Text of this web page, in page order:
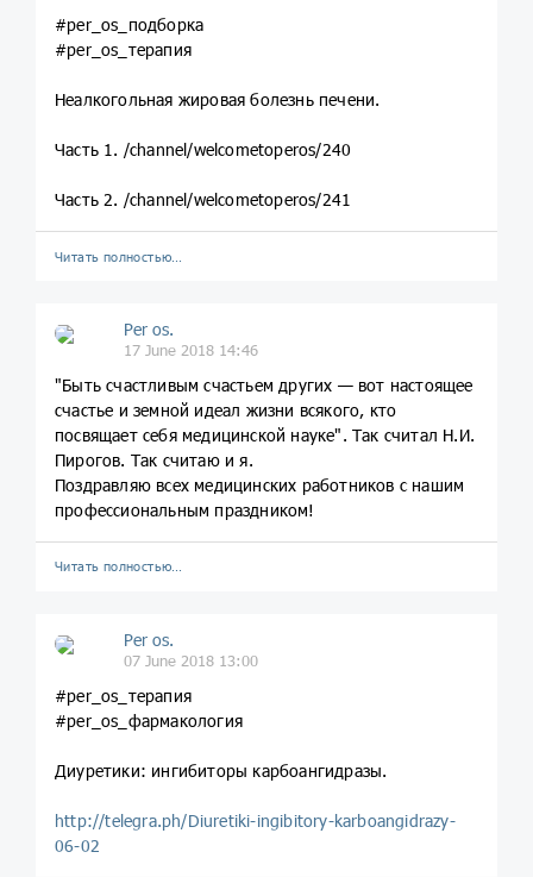
#per_os_подборка
#per_os_терапия
Неалкогольная жировая болезнь печени.
Часть 1. /channel/welcometoperos/240
Часть 2. /channel/welcometoperos/241
Читать полностью…
Per os.
17 June 2018 14:46
"Быть счастливым счастьем других — вот настоящее
счастье и земной идеал жизни всякого, кто
посвящает себя медицинской науке". Так считал Н.И.
Пирогов. Так считаю и я.
Поздравляю всех медицинских работников с нашим
профессиональным праздником!
Читать полностью…
Per os.
07 June 2018 13:00
#per_os_терапия
#per_os_фармакология
Диуретики: ингибиторы карбоангидразы.
http://telegra.ph/Diuretiki-ingibitory-karboangidrazy-
06-02